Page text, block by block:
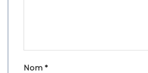
Nom *